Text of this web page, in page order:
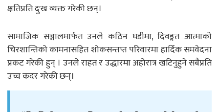
क्षतिप्रति दुःख व्यक्त गरेकी छन्।
सामाजिक सञ्जालमार्फत उनले कठिन घडीमा, दिवङ्गत आत्माको
चिरशान्तिको कामनासहित शोकसन्तप्त परिवारमा हार्दिक समवेदना
प्रकट गरेकी हुन् । उनले राहत र उद्धारमा अहोरात्र खटिनुहुने सबैप्रति
उच्च कदर गरेकी छन्।